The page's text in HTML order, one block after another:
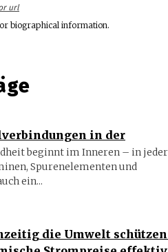
url
biographical information.
in der
beginnt im Inneren – in jeder
Spurenelementen und
ein...
die Umwelt